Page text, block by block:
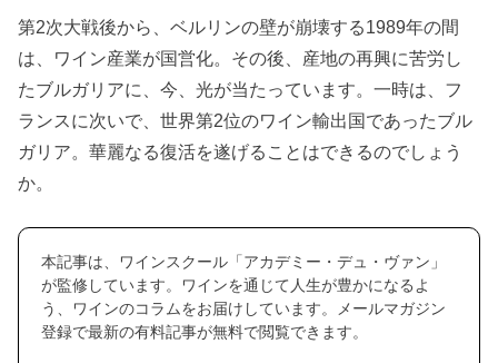
第2次大戦後から、ベルリンの壁が崩壊する1989年の間
は、ワイン産業が国営化。その後、産地の再興に苦労し
たブルガリアに、今、光が当たっています。一時は、フ
ランスに次いで、世界第2位のワイン輸出国であったブル
ガリア。華麗なる復活を遂げることはできるのでしょう
か。
本記事は、ワインスクール「アカデミー・デュ・ヴァン」
が監修しています。ワインを通じて人生が豊かになるよ
う、ワインのコラムをお届けしています。メールマガジン
登録で最新の有料記事が無料で閲覧できます。